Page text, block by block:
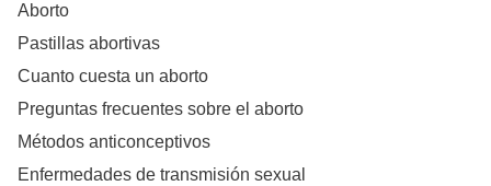
Aborto
Pastillas abortivas
Cuanto cuesta un aborto
Preguntas frecuentes sobre el aborto
Métodos anticonceptivos
Enfermedades de transmisión sexual